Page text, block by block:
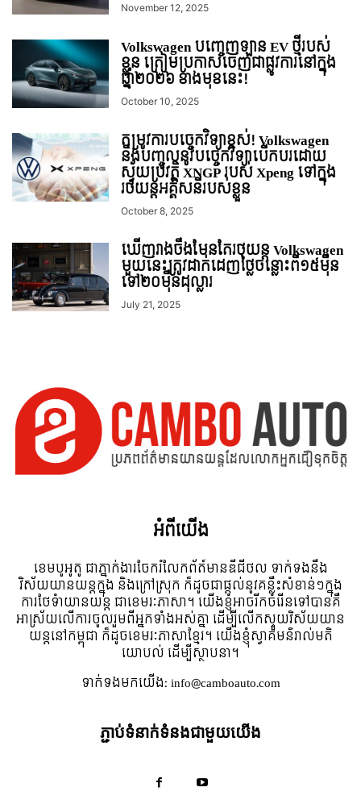
November 12, 2025
Volkswagen បញ្ចេញឡាន EV ថ្មីរបស់
ខ្លួន ត្រៀមប្រកាសចេញជាផ្លូវការនៅក្នុង
ឆ្នាំ២០២៦ ខាងមុខនេះ!
October 10, 2025
តម្រូវការបច្ចេកវិទ្យាខ្ពស់! Volkswagen
នឹងបញ្ចូលនូវបច្ចេកវិទ្យាបើកបរដោយ
ស្វ័យប្រវត្តិ XNGP របស់ Xpeng ទៅក្នុង
រថយន្តអគ្គិសនីរបស់ខ្លួន
October 8, 2025
ឃើញរាងចឹងមែនតែរថយន្ដ Volkswagen
មួយនេះត្រូវ​ដាក់​ដេញថ្លៃ​ចន្លោះពី១៥មុឺន
ទៅ២០មុឺនដុល្លារ
July 21, 2025
អំពី​យើង
ខេមបូអូតូ ជាភ្នាក់ងារចែករំលែកព័ត៍មានឌីជីថល ទាក់ទងនឹង
វិស័យយានយន្តក្នុង និងក្រៅស្រុក ក៏ដូចជាផ្តល់នូវគន្លឹះសំខាន់ៗក្នុង
ការថែទំាយានយន្ត ជាខេមរៈភាសា។ យើងខ្ញុំអាចរីកចំរើនទៅបានគឺ
អាស្រ័យលើការចូលរួមពីអ្នកទាំងអស់គ្នា ដើម្បីលើកស្ទួយវិស័យយាន
យន្តនៅកម្ពុជា ក៏ដូចខេមរៈភាសាខ្មែរ។ យើងខ្ញុំស្វាគមន៌រាល់មតិ
យោបល់ ដើម្បីស្ថាបនា។
ទាក់ទង​មក​យើង:info@camboauto.com
ភ្ជាប់ទំនាក់ទំនងជាមួយយើង